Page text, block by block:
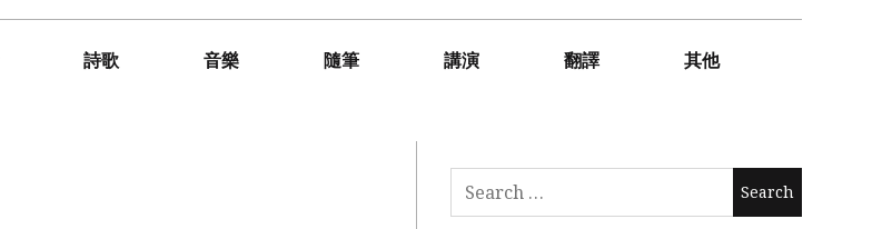
詩歌 音樂 隨筆 講演 翻譯 其他
Search